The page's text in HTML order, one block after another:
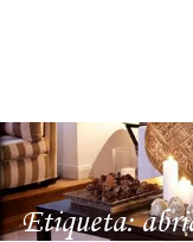
Etiqueta: